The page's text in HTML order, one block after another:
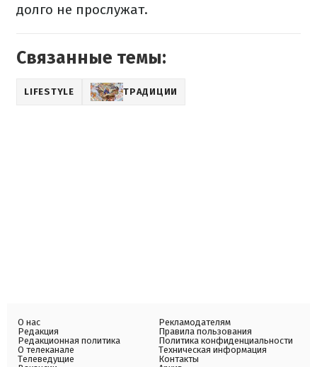
долго не прослужат.
Связанные темы:
LIFESTYLE ТРАДИЦИИ
О нас
Редакция
Редакционная политика
О телеканале
Телеведущие
Рекламодателям
Правила пользования
Политика конфиденциальности
Техническая информация
Контакты